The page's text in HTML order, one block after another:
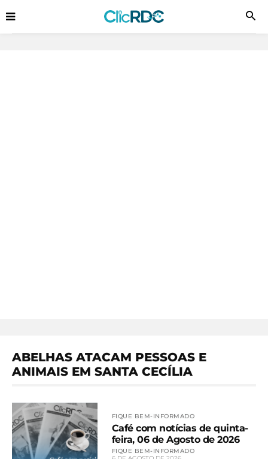
ABELHAS ATACAM PESSOAS E
ANIMAIS EM SANTA CECÍLIA
FIQUE BEM-INFORMADO
Café com notícias de quinta-
feira, 06 de Agosto de 2026
FIQUE BEM-INFORMADO